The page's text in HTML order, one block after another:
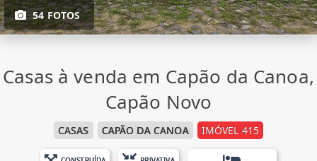
54 FOTOS
Casas à venda em Capão da Canoa,
Capão Novo
CASAS CAPÃO DA CANOA IMÓVEL 415